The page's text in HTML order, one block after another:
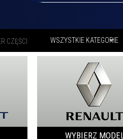
WSZYSTKIE KATEGORIE
WYBIERZ